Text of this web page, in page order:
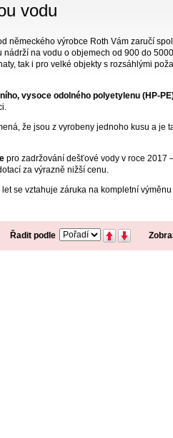
vodu
německého výrobce Roth Vám zaručí
na vodu o objemech od 900 do
tak i pro velké objekty s rozsáhlými
vysoce odolného polyetylenu (HP-
že jsou z vyrobeny jednoho kusu a je
pro zadržování dešťové vody v roce 2017
za výrazně nižší cenu.
se vztahuje záruka na kompletní
Řadit podle